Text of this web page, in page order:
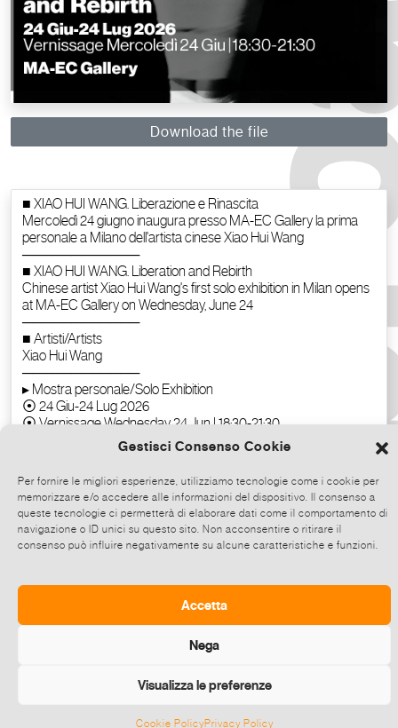
Gestisci Consenso Cookie
Per fornire le migliori esperienze, utilizziamo tecnologie come i cookie per
memorizzare e/o accedere alle informazioni del dispositivo. Il consenso a
queste tecnologie ci permetterà di elaborare dati come il comportamento di
navigazione o ID unici su questo sito. Non acconsentire o ritirare il
consenso può influire negativamente su alcune caratteristiche e funzioni.
Accetta
Nega
Visualizza le preferenze
Cookie PolicyPrivacy Policy
Download the file